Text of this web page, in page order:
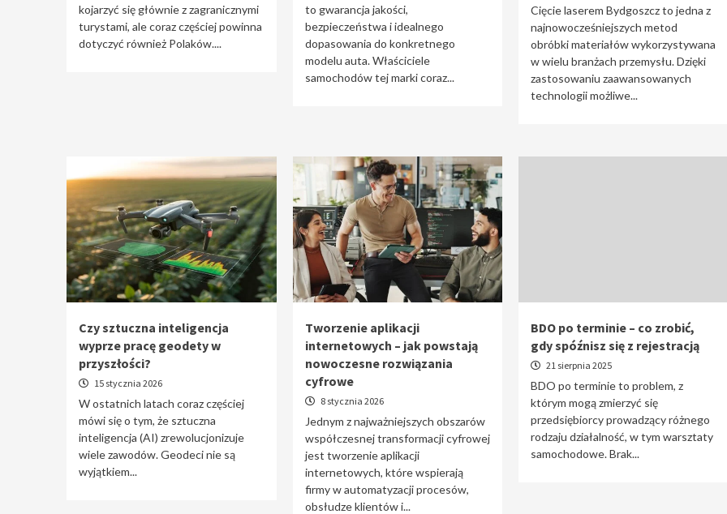
kojarzyć się głównie z zagranicznymi
turystami, ale coraz częściej powinna
dotyczyć również Polaków....
to gwarancja jakości,
bezpieczeństwa i idealnego
dopasowania do konkretnego
modelu auta. Właściciele
samochodów tej marki coraz...
Cięcie laserem Bydgoszcz to jedna z
najnowocześniejszych metod
obróbki materiałów wykorzystywana
w wielu branżach przemysłu. Dzięki
zastosowaniu zaawansowanych
technologii możliwe...
Czy sztuczna inteligencja
wyprze pracę geodety w
przyszłości?
15 stycznia 2026
W ostatnich latach coraz częściej
mówi się o tym, że sztuczna
inteligencja (AI) zrewolucjonizuje
wiele zawodów. Geodeci nie są
wyjątkiem...
Tworzenie aplikacji
internetowych – jak powstają
nowoczesne rozwiązania
cyfrowe
8 stycznia 2026
Jednym z najważniejszych obszarów
współczesnej transformacji cyfrowej
jest tworzenie aplikacji
internetowych, które wspierają
firmy w automatyzacji procesów,
obsłudze klientów i...
BDO po terminie – co zrobić,
gdy spóźnisz się z rejestracją
21 sierpnia 2025
BDO po terminie to problem, z
którym mogą zmierzyć się
przedsiębiorcy prowadzący różnego
rodzaju działalność, w tym warsztaty
samochodowe. Brak...